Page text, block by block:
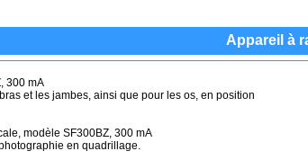
Appareil à
300 mA
et les jambes, ainsi que pour les os, en position
modèle SF300BZ, 300 mA
en quadrillage.